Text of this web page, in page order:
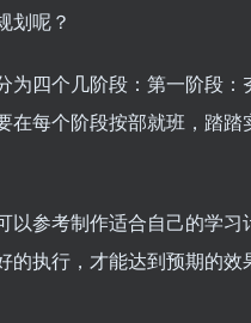
划呢？
四个几阶段：第一阶段：
每个阶段按部就班，踏踏
参考制作适合自己的学习
执行，才能达到预期的效